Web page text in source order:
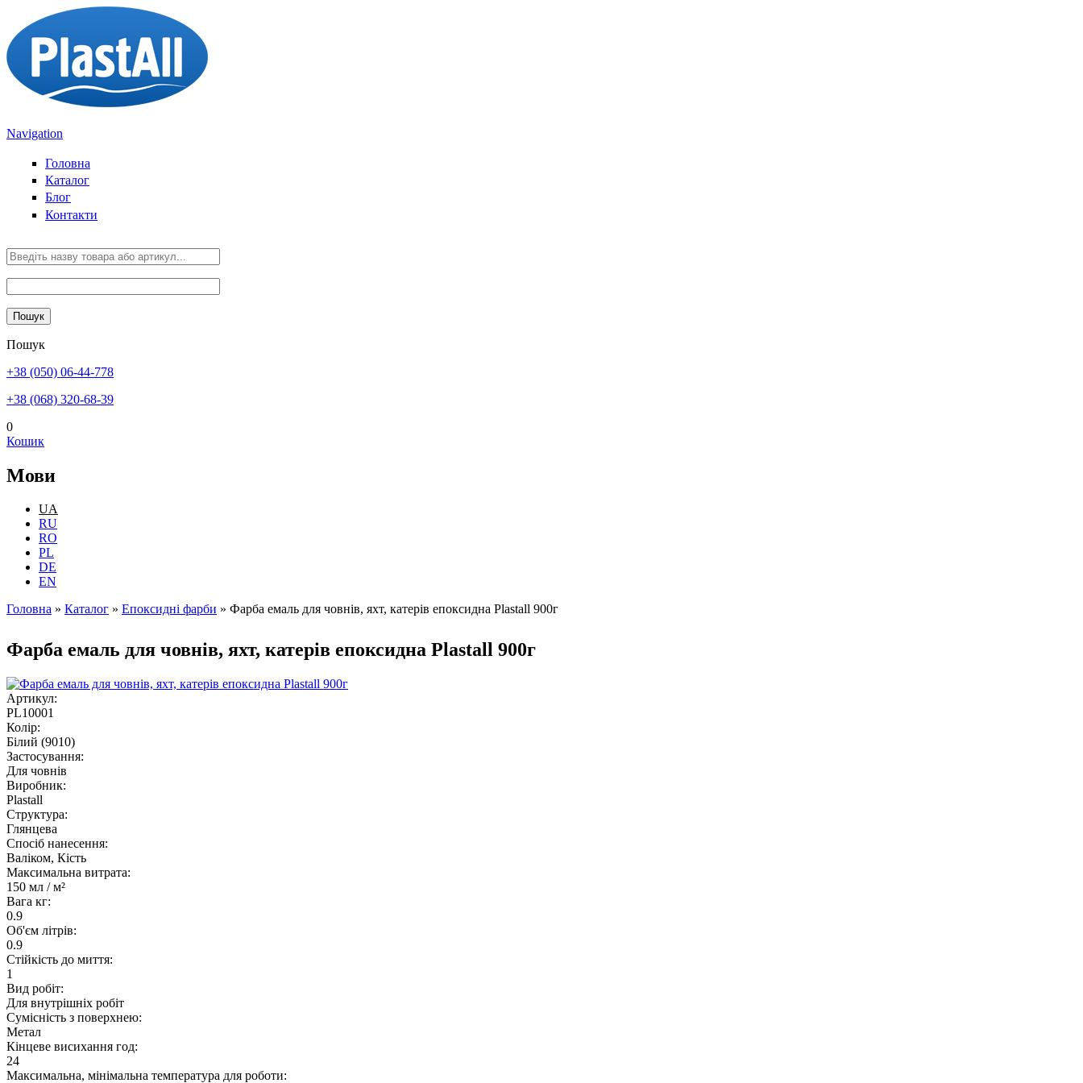
Перейти до основного вмісту
Navigation
Головна
Каталог
Блог
Контакти
Пошук
+38 (050) 06-44-778
+38 (068) 320-68-39
0
Кошик
Мови
UA
RU
RO
PL
DE
EN
Головна » Каталог » Епоксидні фарби » Фарба емаль для човнів, яхт, катерів епоксидна Plastall 900г
Фарба емаль для човнів, яхт, катерів епоксидна Plastall 900г
Артикул:
PL10001
Колір:
Білий (9010)
Застосування:
Для човнів
Виробник:
Plastall
Структура:
Глянцева
Спосіб нанесення:
Валіком, Кість
Максимальна витрата:
150 мл / м²
Вага кг:
0.9
Об'єм літрів:
0.9
Стійкість до миття:
1
Вид робіт:
Для внутрішніх робіт
Сумісність з поверхнею:
Метал
Кінцеве висихання год:
24
Максимальна, мінімальна температура для роботи: